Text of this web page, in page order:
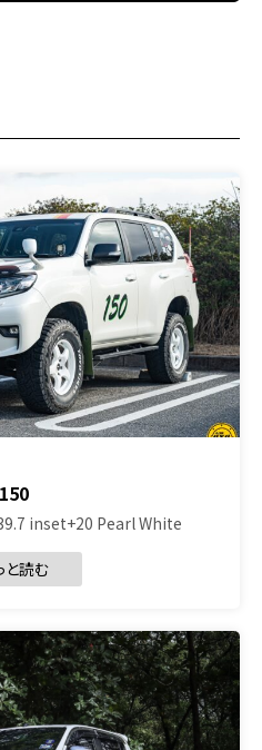
inset+20 Pearl White
と読む